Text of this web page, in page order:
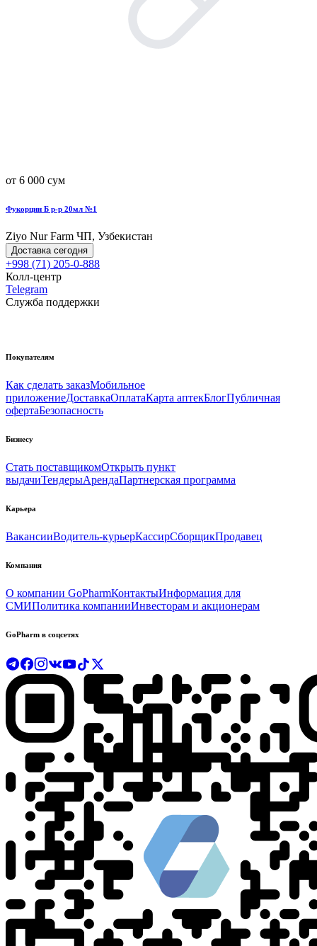
от 6 000 сум
Фукорцин Б р-р 20мл №1
Ziyo Nur Farm ЧП, Узбекистан
Доставка сегодня
+998 (71) 205-0-888
Колл-центр
Telegram
Служба поддержки
Покупателям
Как сделать заказМобильное
приложениеДоставкаОплатаКарта аптекБлогПубличная
офертаБезопасность
Бизнесу
Стать поставщикомОткрыть пункт
выдачиТендерыАрендаПартнерская программа
Карьера
ВакансииВодитель-курьерКассирСборщикПродавец
Компания
О компании GoPharmКонтактыИнформация для
СМИПолитика компанииИнвесторам и акционерам
GoPharm в соцсетях